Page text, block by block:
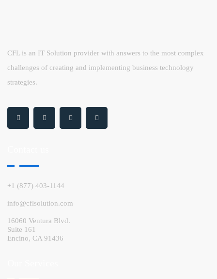
CFL is an IT Solution provider with answers to the most complex
challenges of creating and implementing business technology
strategies.
+1 (877) 403-1144
info@cflsolution.com
16060 Ventura Blvd.
Suite 161
Encino, CA 91436